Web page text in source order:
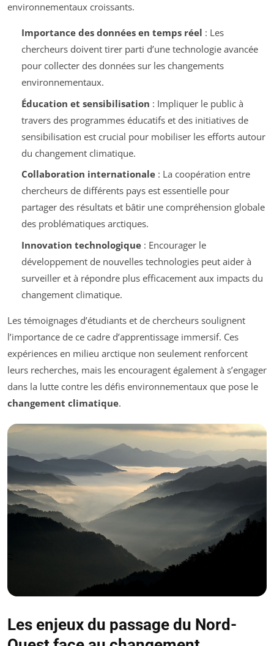
environnementaux croissants.
Importance des données en temps réel : Les
chercheurs doivent tirer parti d’une technologie avancée
pour collecter des données sur les changements
environnementaux.
Éducation et sensibilisation : Impliquer le public à
travers des programmes éducatifs et des initiatives de
sensibilisation est crucial pour mobiliser les efforts autour
du changement climatique.
Collaboration internationale: La coopération entre
chercheurs de différents pays est essentielle pour
partager des résultats et bâtir une compréhension globale
des problématiques arctiques.
Innovation technologique: Encourager le
développement de nouvelles technologies peut aider à
surveiller et à répondre plus efficacement aux impacts du
changement climatique.
Les témoignages d’étudiants et de chercheurs soulignent
l’importance de ce cadre d’apprentissage immersif. Ces
expériences en milieu arctique non seulement renforcent
leurs recherches, mais les encouragent également à s’engager
dans la lutte contre les défis environnementaux que pose le
changement climatique.
Les enjeux du passage du Nord-